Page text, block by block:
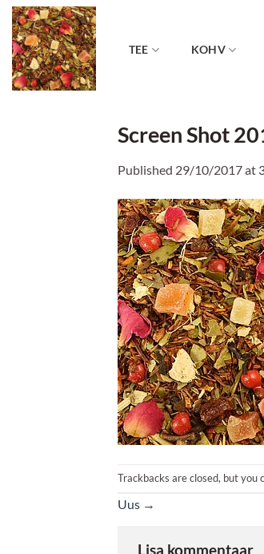
Skip
content
TEE KOHV
Screen Shot
Published 29/10/2017at
Trackbacks are closed, but you
Uus →
Lisa kommentaar